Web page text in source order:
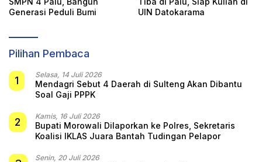
Generasi Peduli Bumi
UIN Datokarama
Pilihan Pembaca
1 Selasa, 14 Juli 2026
Mendagri Sebut 4 Daerah di Sulteng Akan Dibantu
Soal Gaji PPPK
2 Kamis, 16 Juli 2026
Bupati Morowali Dilaporkan ke Polres, Sekretaris
Koalisi IKLAS Juara Bantah Tudingan Pelapor
Senin, 20 Juli 2026